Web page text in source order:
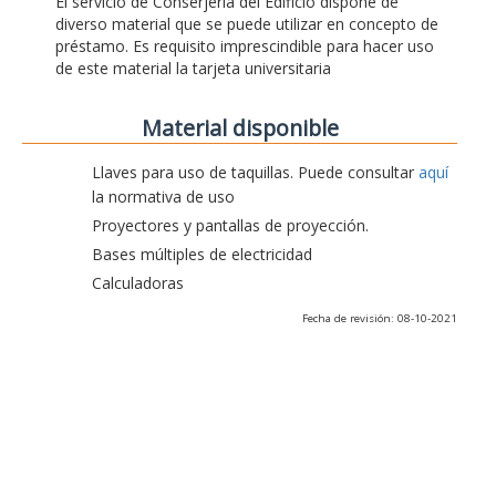
diverso material que se puede utilizar en concepto de
préstamo. Es requisito imprescindible para hacer uso
de este material la tarjeta universitaria
Material disponible
Llaves para uso de taquillas. Puede consultar aquí
la normativa de uso
Proyectores y pantallas de proyección.
Bases múltiples de electricidad
Calculadoras
Fecha de revisión: 08-10-2021